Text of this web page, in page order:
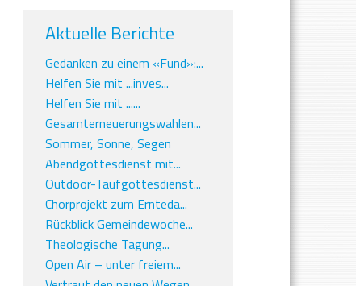
Aktuelle Berichte
Gedanken zu einem «Fund»:...
Helfen Sie mit ...inves...
Helfen Sie mit ......
Gesamterneuerungswahlen...
Sommer, Sonne, Segen
Abendgottesdienst mit...
Outdoor-Taufgottesdienst...
Chorprojekt zum Ernteda...
Rückblick Gemeindewoche...
Theologische Tagung...
Open Air – unter freiem...